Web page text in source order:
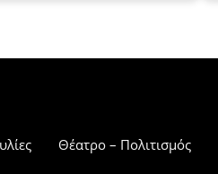
Θέατρο – Πολιτισμός